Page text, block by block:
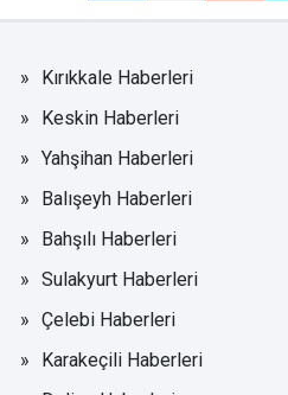
Kırıkkale Haberleri
Keskin Haberleri
Yahşihan Haberleri
Balışeyh Haberleri
Bahşılı Haberleri
Sulakyurt Haberleri
Çelebi Haberleri
Karakeçili Haberleri